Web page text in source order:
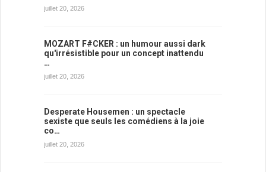
juillet 20, 2026
MOZART F#CKER : un humour aussi dark
qu'irrésistible pour un concept inattendu
…
juillet 20, 2026
Desperate Housemen : un spectacle
sexiste que seuls les comédiens à la joie
co…
juillet 20, 2026